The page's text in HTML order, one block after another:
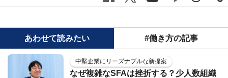
あわせて読みたい #働き方の記事
中堅企業にリーズナブルな新提案
なぜ複雑なSFAは挫折する？少人数組織